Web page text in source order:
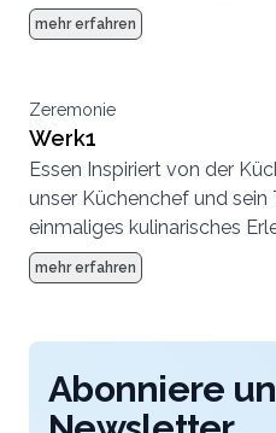
spezieller Genuss sind die
Holzkohlegrill
mehr erfahren
Zeremonie
Werk1
Essen Inspiriert von der
unser Küchenchef und sein
einmaliges kulinarisches Erlebnis. Spezialität
spezieller Genuss sind die
Holzkohlegrill
mehr erfahren
Abonniere